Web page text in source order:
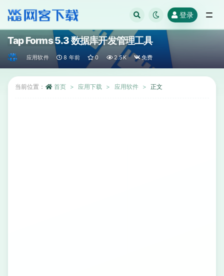
登录
Tap Forms 5.3 数据库开发管理工具
应用软件 8 年前 0 2.5K 免费
当前位置： 首页 应用下载 应用软件 正文
全部